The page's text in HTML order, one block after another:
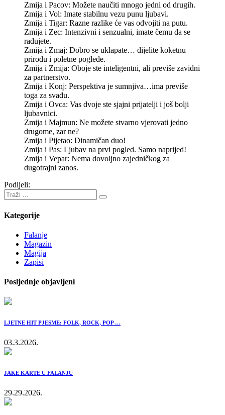
Zmija i Pacov: Možete naučiti mnogo jedni od drugih.
Zmija i Vol: Imate stabilnu vezu punu ljubavi.
Zmija i Tigar: Razne razlike će vas odvojiti na putu.
Zmija i Zec: Intenzivni i senzualni, imate čemu da se
radujete.
Zmija i Zmaj: Dobro se uklapate… dijelite koketnu
prirodu i poletne poglede.
Zmija i Zmija: Oboje ste inteligentni, ali previše zavidni
za partnerstvo.
Zmija i Konj: Perspektiva je sumnjiva…ima previše
toga za svađu.
Zmija i Ovca: Vas dvoje ste sjajni prijatelji i još bolji
ljubavnici.
Zmija i Majmun: Ne možete stvarno vjerovati jedno
drugome, zar ne?
Zmija i Pijetao: Dinamičan duo!
Zmija i Pas: Ljubav na prvi pogled. Samo naprijed!
Zmija i Vepar: Nema dovoljno zajedničkog za
dugotrajni zanos.
Podijeli:
Kategorije
Falanje
Magazin
Magija
Zapisi
Posljednje objavljeni
LJETNE HIT PJESME: FOLK, ROCK, POP …
03.3.2026.
JAKE KARTE U FALANJU
29.29.2026.